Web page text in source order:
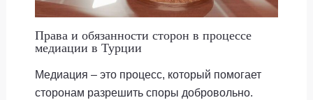
Права и обязанности сторон в процессе
медиации в Турции
Медиация – это процесс, который помогает
сторонам разрешить споры добровольно.